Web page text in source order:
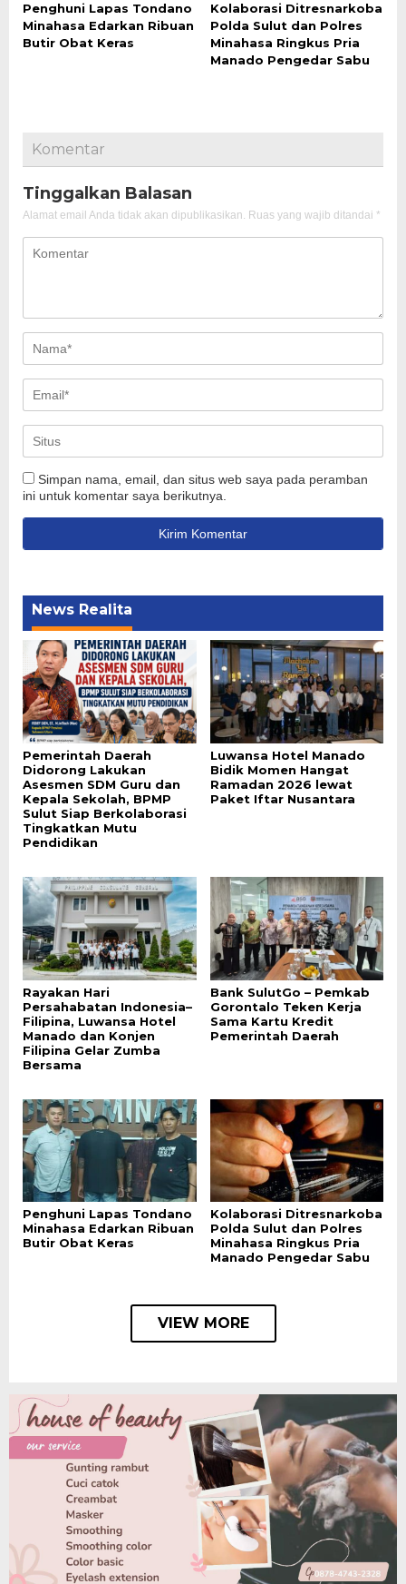
Penghuni Lapas Tondano
Minahasa Edarkan Ribuan
Butir Obat Keras
Kolaborasi Ditresnarkoba
Polda Sulut dan Polres
Minahasa Ringkus Pria
Manado Pengedar Sabu
Komentar
Tinggalkan Balasan
Alamat email Anda tidak akan dipublikasikan. Ruas yang wajib ditandai *
Simpan nama, email, dan situs web saya pada peramban
ini untuk komentar saya berikutnya.
News Realita
Pemerintah Daerah
Didorong Lakukan
Asesmen SDM Guru dan
Kepala Sekolah, BPMP
Sulut Siap Berkolaborasi
Tingkatkan Mutu
Pendidikan
Luwansa Hotel Manado
Bidik Momen Hangat
Ramadan 2026 lewat
Paket Iftar Nusantara
Rayakan Hari
Persahabatan Indonesia–
Filipina, Luwansa Hotel
Manado dan Konjen
Filipina Gelar Zumba
Bersama
Bank SulutGo – Pemkab
Gorontalo Teken Kerja
Sama Kartu Kredit
Pemerintah Daerah
Penghuni Lapas Tondano
Minahasa Edarkan Ribuan
Butir Obat Keras
Kolaborasi Ditresnarkoba
Polda Sulut dan Polres
Minahasa Ringkus Pria
Manado Pengedar Sabu
VIEW MORE